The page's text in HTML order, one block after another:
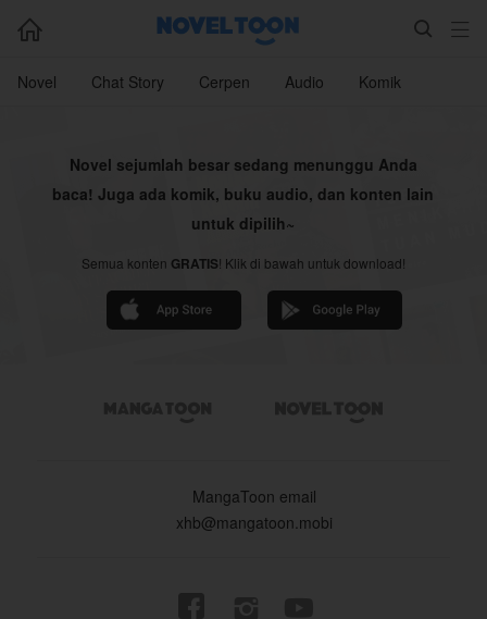
  
Novel Chat Story Cerpen Audio Komik
Novel sejumlah besar sedang menunggu Anda
baca! Juga ada komik, buku audio, dan konten lain
untuk dipilih~
Semua konten GRATIS! Klik di bawah untuk download!
MangaToon email
xhb@mangatoon.mobi